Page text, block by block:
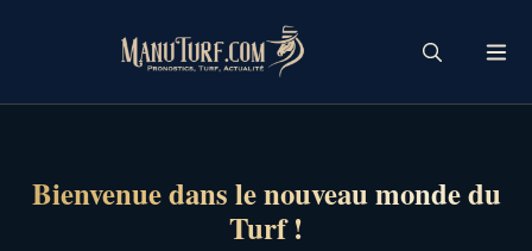
Bienvenue dans le nouveau monde du
Turf !